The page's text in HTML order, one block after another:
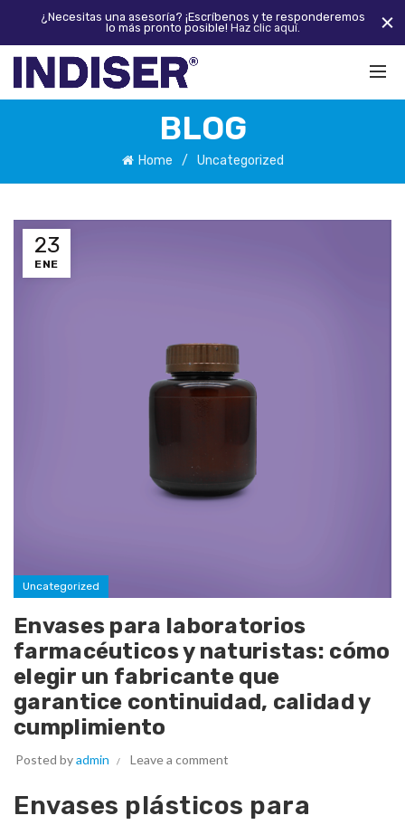
BLOG
Home Uncategorized
23
ENE
Uncategorized
Envases para laboratorios
farmacéuticos y naturistas: cómo
elegir un fabricante que
garantice continuidad, calidad y
cumplimiento
Posted byadmin Leave a comment
Envases plásticos para
¿Necesitas una asesoría? ¡Escríbenos y te responderemos
lo más pronto posible! Haz clic aquí.